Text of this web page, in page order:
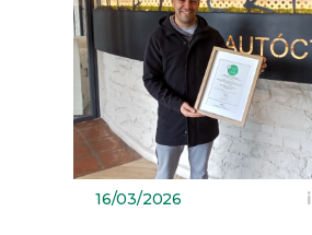
16/03/2026